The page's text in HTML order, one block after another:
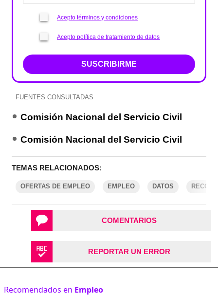
Acepto términos y condiciones
Acepto política de tratamiento de datos
SUSCRIBIRME
FUENTES CONSULTADAS
Comisión Nacional del Servicio Civil
Comisión Nacional del Servicio Civil
TEMAS RELACIONADOS:
OFERTAS DE EMPLEO EMPLEO DATOS
COMENTARIOS
REPORTAR UN ERROR
Recomendados en Empleo